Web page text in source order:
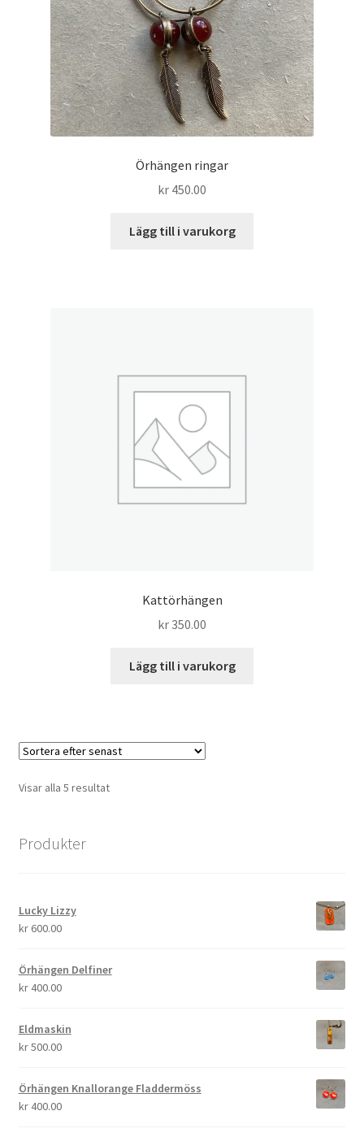
Örhängen ringar
kr 450.00
Lägg till i varukorg
Kattörhängen
kr350.00
Lägg till i varukorg
Visar alla 5 resultatSortera
Produkter
Lucky Lizzy
kr600.00
Örhängen Delfiner
kr400.00
Eldmaskin
kr500.00
Örhängen Knallorange Fladdermöss
kr400.00